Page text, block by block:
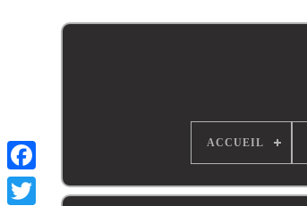
ACCUEIL